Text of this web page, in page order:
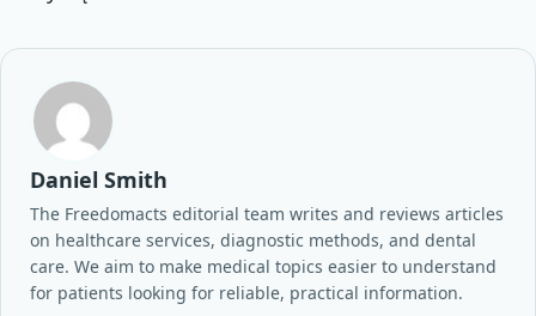
Daniel Smith
The Freedomacts editorial team writes and reviews articles
on healthcare services, diagnostic methods, and dental
care. We aim to make medical topics easier to understand
for patients looking for reliable, practical information.